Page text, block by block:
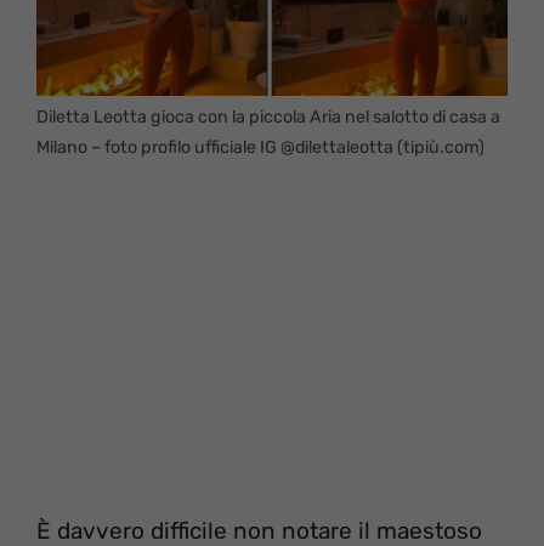
Diletta Leotta gioca con la piccola Aria nel salotto di casa a
Milano – foto profilo ufficiale IG @dilettaleotta (tipiù.com)
È davvero difficile non notare il maestoso